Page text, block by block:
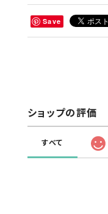
Save
ショップの評価
すべて